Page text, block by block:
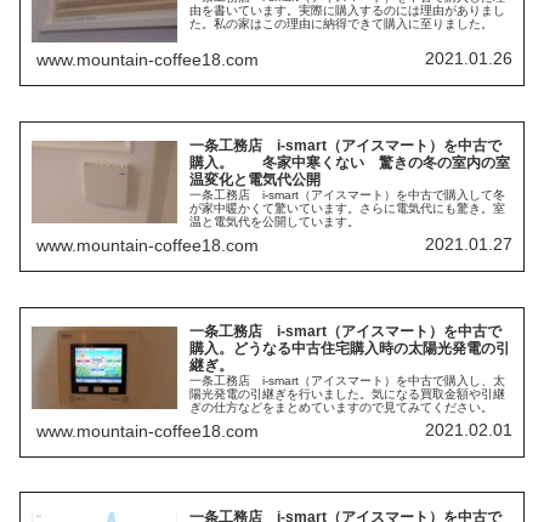
由を書いています。実際に購入するのには理由がありまし
た。私の家はこの理由に納得できて購入に至りました。
www.mountain-coffee18.com 2021.01.26
一条工務店 i-smart（アイスマート）を中古で
購入。 冬家中寒くない 驚きの冬の室内の室
温変化と電気代公開
一条工務店 i-smart（アイスマート）を中古で購入して冬
が家中暖かくて驚いています。さらに電気代にも驚き。室
温と電気代を公開しています。
www.mountain-coffee18.com 2021.01.27
一条工務店 i-smart（アイスマート）を中古で
購入。どうなる中古住宅購入時の太陽光発電の引
継ぎ。
一条工務店 i-smart（アイスマート）を中古で購入し、太
陽光発電の引継ぎを行いました。気になる買取金額や引継
ぎの仕方などをまとめていますので見てみてください。
www.mountain-coffee18.com 2021.02.01
一条工務店 i-smart（アイスマート）を中古で